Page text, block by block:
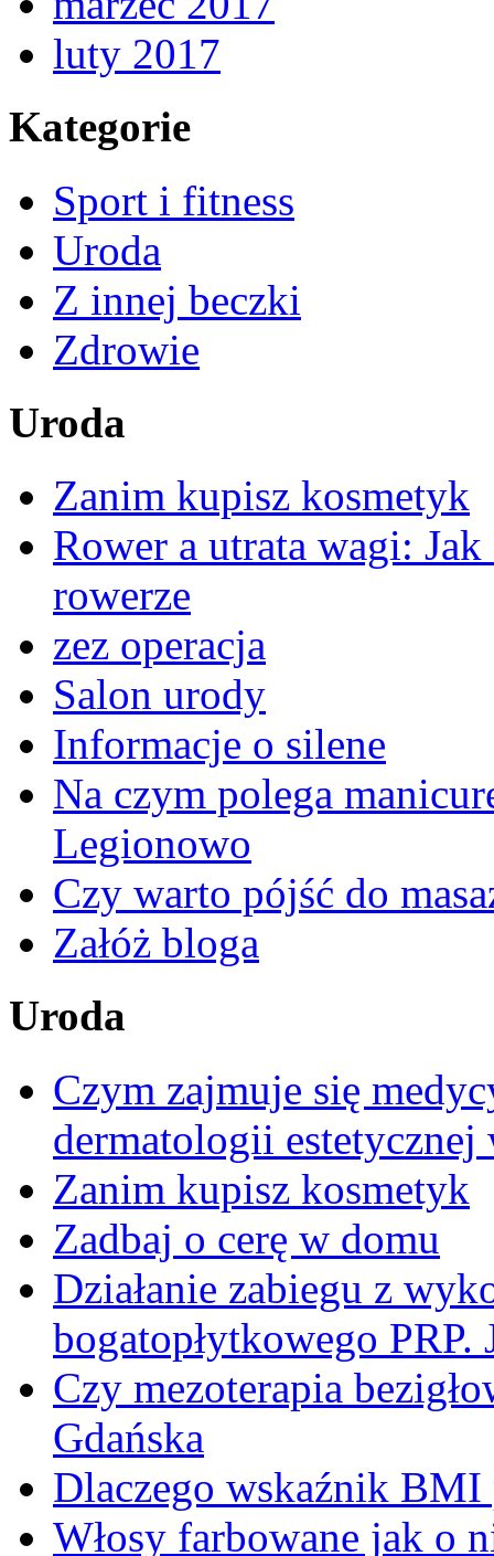
luty 2017
Kategorie
Sport i fitness
Uroda
Z innej beczki
Zdrowie
Uroda
Zanim kupisz kosmetyk
Rower a utrata wagi:
rowerze
zez operacja
Salon urody
Informacje o silene
Na czym polega
Legionowo
Czy warto pójść do
Załóż bloga
Uroda
Czym zajmuje się
dermatologii estetycznej
Zanim kupisz kosmetyk
Zadbaj o cerę w domu
Działanie zabiegu z
bogatopłytkowego PRP.
Czy mezoterapia
Gdańska
Dlaczego wskaźnik BMI
Włosy farbowane jak o